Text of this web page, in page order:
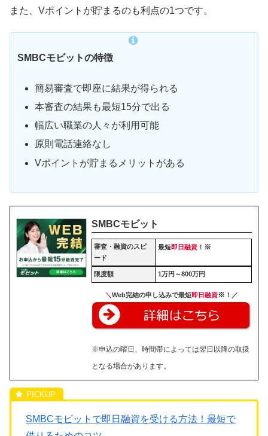
また、Vポイントが貯まるのも利点の1つです。
SMBCモビットの特徴
簡易審査で即座に結果が得られる
本審査の結果も最短15分で出る
幅広い職業の人々が利用可能
原則電話連絡なし
Vポイントが貯まるメリットがある
SMBCモビット
審査・融資のスピ
ード
最短即日融資！ ※
限度額 1万円～800万円
＼Web完結の申し込みで最短即日融資※ ！／
※申込の曜日、時間帯によっては翌日以降の取扱
となる場合があります。
SMBCモビットで即日融資を受ける方法！最短で